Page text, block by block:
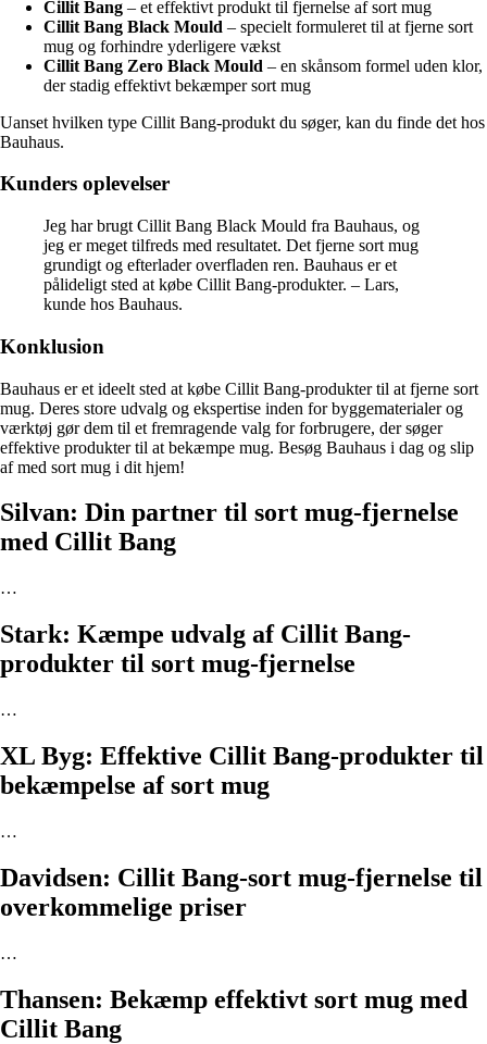
Cillit Bang – et effektivt produkt til fjernelse af sort mug
Cillit Bang Black Mould – specielt formuleret til at fjerne sort
mug og forhindre yderligere vækst
Cillit Bang Zero Black Mould – en skånsom formel uden klor,
der stadig effektivt bekæmper sort mug
Uanset hvilken type Cillit Bang-produkt du søger, kan du finde det hos
Bauhaus.
Kunders oplevelser
Jeg har brugt Cillit Bang Black Mould fra Bauhaus, og
jeg er meget tilfreds med resultatet. Det fjerne sort mug
grundigt og efterlader overfladen ren. Bauhaus er et
pålideligt sted at købe Cillit Bang-produkter. – Lars,
kunde hos Bauhaus.
Konklusion
Bauhaus er et ideelt sted at købe Cillit Bang-produkter til at fjerne sort
mug. Deres store udvalg og ekspertise inden for byggematerialer og
værktøj gør dem til et fremragende valg for forbrugere, der søger
effektive produkter til at bekæmpe mug. Besøg Bauhaus i dag og slip
af med sort mug i dit hjem!
Silvan: Din partner til sort mug-fjernelse
med Cillit Bang
…
Stark: Kæmpe udvalg af Cillit Bang-
produkter til sort mug-fjernelse
…
XL Byg: Effektive Cillit Bang-produkter til
bekæmpelse af sort mug
…
Davidsen: Cillit Bang-sort mug-fjernelse til
overkommelige priser
…
Thansen: Bekæmp effektivt sort mug med
Cillit Bang